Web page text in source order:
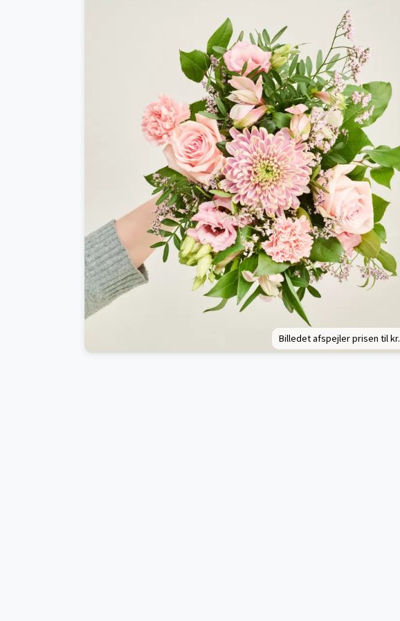
Billedet afspejler prisen til kr.